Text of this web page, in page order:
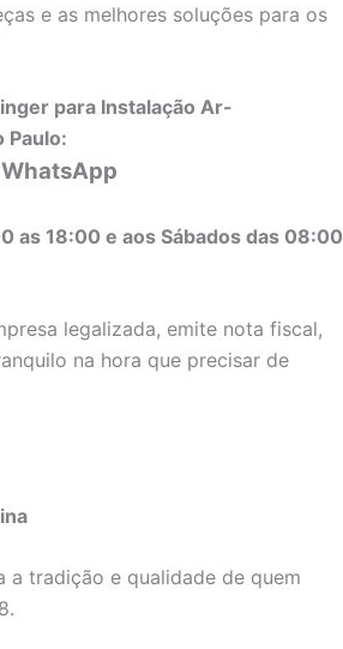
e as melhores soluções para os
para Instalação Ar-
Paulo:
as 18:00 e aos Sábados das 08:00
legalizada, emite nota fiscal,
na hora que precisar de
a tradição e qualidade de quem